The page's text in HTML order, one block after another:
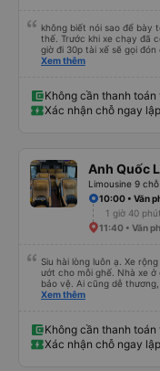
không biết nói sao để bày
thế. Trước khi xe chạy đã
giờ đi 30p tài xế sẽ gọi đón
sử hỏi: chị ở chỗ nào e
cũng với cái giọng nhỏ
đi. Thiệc là ưng hết sức.
Xem thêm
Không cần thanh toán
Xác nhận chỗ ngay
Anh Quốc
Limousine 9 chỗ
10:00 • Văn
1 giờ 40 phút
11:40 • Văn
Siu hài lòng luôn ạ. Xe
ướt cho mỗi ghế. Nhà xe
bảo vệ. Ai cũng dễ
mưa, anh nhân viên lập
phí và cũng không cần đổi
sẽ gọi xác nhận, đến lúc
mình lun. Rấc ưng ạ. Sẽ
Xem thêm
Không cần thanh toán
Xác nhận chỗ ngay